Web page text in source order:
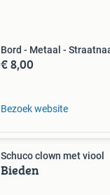
Bord - Metaal -
€ 8,00
Bezoek website
Schuco clown met viool
Bieden